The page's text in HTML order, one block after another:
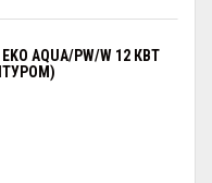
AQUA/PW/W 12 КВТ